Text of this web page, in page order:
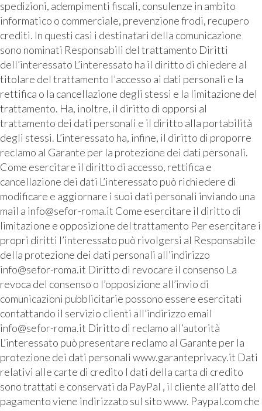
spedizioni, adempimenti fiscali, consulenze in ambito
informatico o commerciale, prevenzione frodi, recupero
crediti. In questi casi i destinatari della comunicazione
sono nominati Responsabili del trattamento Diritti
dell’interessato L’interessato ha il diritto di chiedere al
titolare del trattamento l'accesso ai dati personali e la
rettifica o la cancellazione degli stessi e la limitazione del
trattamento. Ha, inoltre, il diritto di opporsi al
trattamento dei dati personali e il diritto alla portabilità
degli stessi. L’interessato ha, infine, il diritto di proporre
reclamo al Garante per la protezione dei dati personali.
Come esercitare il diritto di accesso, rettifica e
cancellazione dei dati L’interessato può richiedere di
modificare e aggiornare i suoi dati personali inviando una
mail a info@sefor-roma.it Come esercitare il diritto di
limitazione e opposizione del trattamento Per esercitare i
propri diritti l’interessato può rivolgersi al Responsabile
della protezione dei dati personali all’indirizzo
info@sefor-roma.it Diritto di revocare il consenso La
revoca del consenso o l’opposizione all’invio di
comunicazioni pubblicitarie possono essere esercitati
contattando il servizio clienti all’indirizzo email
info@sefor-roma.it Diritto di reclamo all’autorità
L’interessato può presentare reclamo al Garante per la
protezione dei dati personali www.garanteprivacy.it Dati
relativi alle carte di credito I dati della carta di credito
sono trattati e conservati da PayPal , il cliente all’atto del
pagamento viene indirizzato sul sito www. Paypal.com che